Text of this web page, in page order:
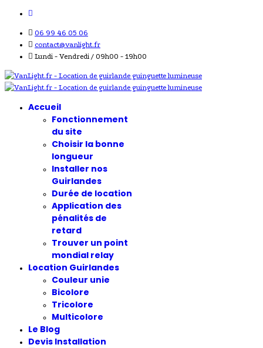
06 99 46 05 06
contact@vanlight.fr
Lundi - Vendredi / 09h00 - 19h00
Accueil
Fonctionnement
du site
Choisir la bonne
longueur
Installer nos
Guirlandes
Durée de location
Application des
pénalités de
retard
Trouver un point
mondial relay
Location Guirlandes
Couleur unie
Bicolore
Tricolore
Multicolore
Le Blog
Devis Installation